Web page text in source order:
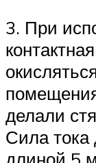
3. При
делали
Сила тока